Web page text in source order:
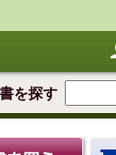
を探す